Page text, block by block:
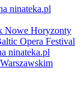
ninateka.pl
Nowe Horyzonty
Opera Festival
ninateka.pl